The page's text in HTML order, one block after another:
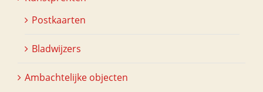
Postkaarten
Bladwijzers
Ambachtelijke objecten